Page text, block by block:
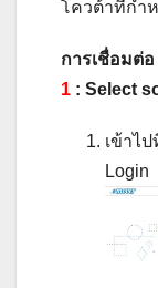
โควต้าที่กำ
การเชื่อมต่
1 : Select
เข้าไ
Login